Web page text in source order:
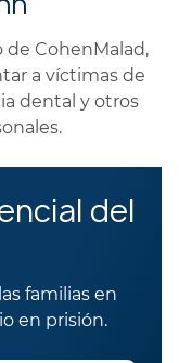
de CohenMalad,
a víctimas de
dental y otros
del
familias en
en prisión.